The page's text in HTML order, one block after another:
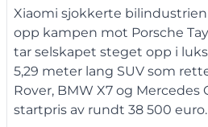
Xiaomi sjokkerte
opp kampen mot Porsche
tar selskapet steget opp i
5,29 meter lang SUV som
Rover, BMW X7 og Mercedes
startpris av rundt 38 500 euro.